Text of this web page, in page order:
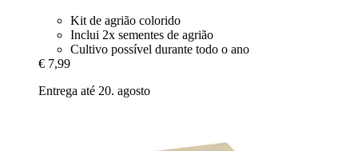
Kit de agrião colorido
Inclui 2x sementes de agrião
Cultivo possível durante todo o ano
€ 7,99
Entrega até 20. agosto